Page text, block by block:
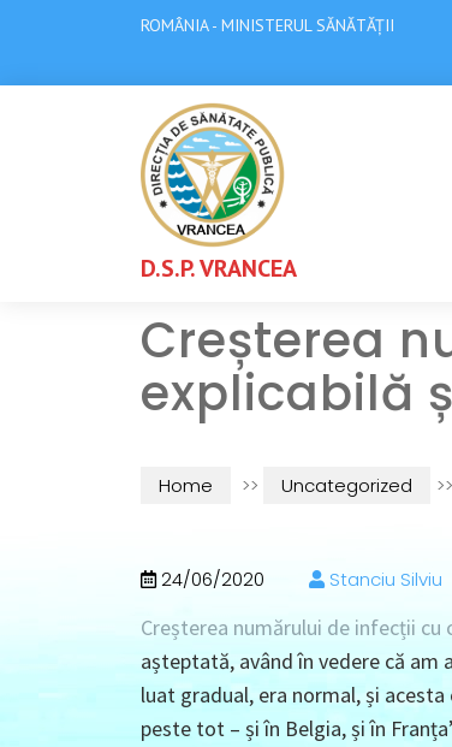
ROMÂNIA - MINISTERUL SĂNĂTĂȚII
D.S.P. VRANCEA
Creșterea
explicabilă
Home >> Uncategorized >>
24/06/2020 Stanciu Silviu
Creșterea numărului de infecții
așteptată, având în vedere că am
luat gradual, era normal, și
peste tot – și în Belgia, și în